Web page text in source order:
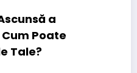
a
Poate
Tale?